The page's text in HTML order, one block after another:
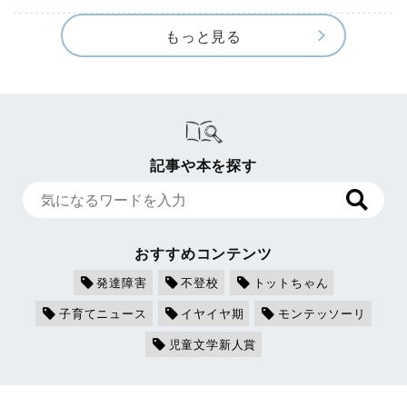
もっと見る
記事や本を探す
おすすめコンテンツ
発達障害 不登校
トットちゃん
子育てニュース
イヤイヤ期
モンテッソーリ
児童文学新人賞